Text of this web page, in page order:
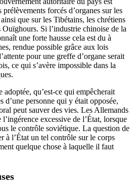
forcés d’organes sur les
que sur les Tibétains, les chrétiens
Si l’industrie chinoise de la
une forte hausse cela est du à
rendue possible grâce aux lois
pour une greffe d’organe serait
ce qui s’avère impossible dans la
qu’est-ce qui empêcherait
d’une personne qui y était opposée,
peut sauver des vies. Les Allemands
excessive de l’État, lorsque
le contrôle soviétique. La question de
à l’État un tel contrôle sur le corps
quelque chose à laquelle il faut